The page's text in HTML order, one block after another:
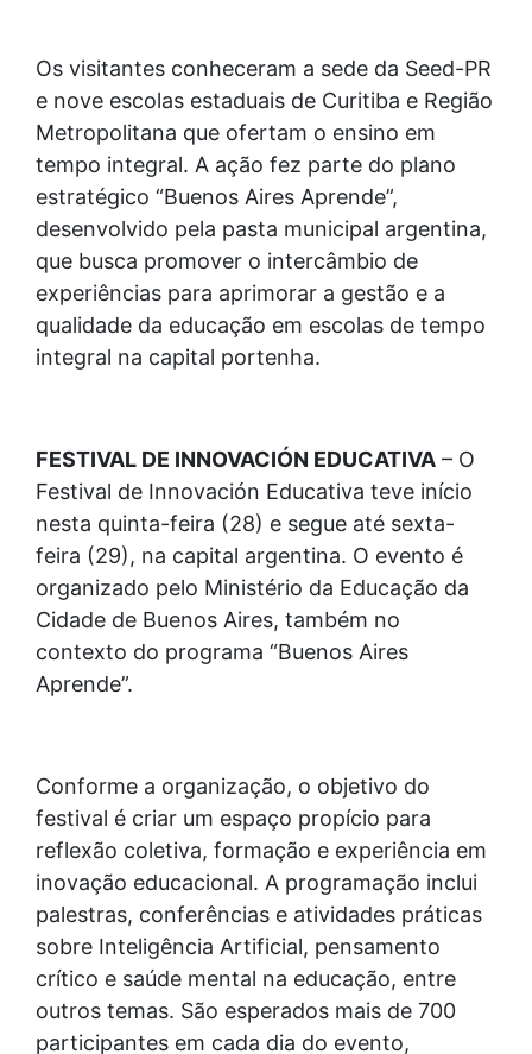
Os visitantes conheceram a sede da Seed-PR
e nove escolas estaduais de Curitiba e Região
Metropolitana que ofertam o ensino em
tempo integral. A ação fez parte do plano
estratégico “Buenos Aires Aprende”,
desenvolvido pela pasta municipal argentina,
que busca promover o intercâmbio de
experiências para aprimorar a gestão e a
qualidade da educação em escolas de tempo
integral na capital portenha.
FESTIVAL DE INNOVACIÓN EDUCATIVA – O
Festival de Innovación Educativa teve início
nesta quinta-feira (28) e segue até sexta-
feira (29), na capital argentina. O evento é
organizado pelo Ministério da Educação da
Cidade de Buenos Aires, também no
contexto do programa “Buenos Aires
Aprende”.
Conforme a organização, o objetivo do
festival é criar um espaço propício para
reflexão coletiva, formação e experiência em
inovação educacional. A programação inclui
palestras, conferências e atividades práticas
sobre Inteligência Artificial, pensamento
crítico e saúde mental na educação, entre
outros temas. São esperados mais de 700
participantes em cada dia do evento,